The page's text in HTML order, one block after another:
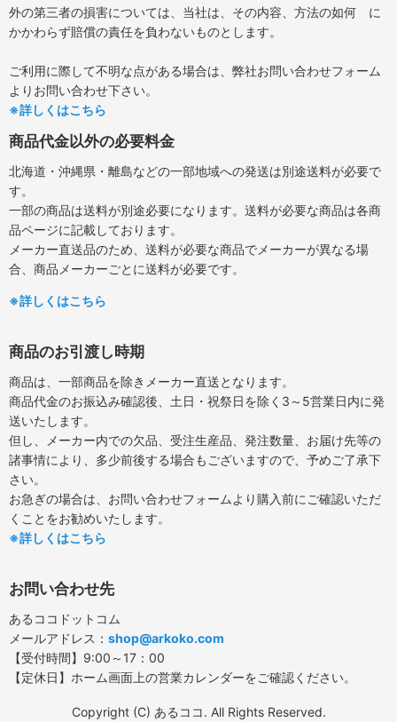
外の第三者の損害については、当社は、その内容、方法の如何 に
かかわらず賠償の責任を負わないものとします。
ご利用に際して不明な点がある場合は、弊社お問い合わせフォーム
よりお問い合わせ下さい。
※詳しくはこちら
商品代金以外の必要料金
北海道・沖縄県・離島などの一部地域への発送は別途送料が必要で
す。
一部の商品は送料が別途必要になります。送料が必要な商品は各商
品ページに記載しております。
メーカー直送品のため、送料が必要な商品でメーカーが異なる場
合、商品メーカーごとに送料が必要です。
※詳しくはこちら
商品のお引渡し時期
商品は、一部商品を除きメーカー直送となります。
商品代金のお振込み確認後、土日・祝祭日を除く3～5営業日内に発
送いたします。
但し、メーカー内での欠品、受注生産品、発注数量、お届け先等の
諸事情により、多少前後する場合もございますので、予めご了承下
さい。
お急ぎの場合は、お問い合わせフォームより購入前にご確認いただ
くことをお勧めいたします。
※詳しくはこちら
お問い合わせ先
あるココドットコム
メールアドレス： shop@arkoko.com
【受付時間】9:00～17：00
【定休日】ホーム画面上の営業カレンダーをご確認ください。
Copyright (C) あるココ. All Rights Reserved.